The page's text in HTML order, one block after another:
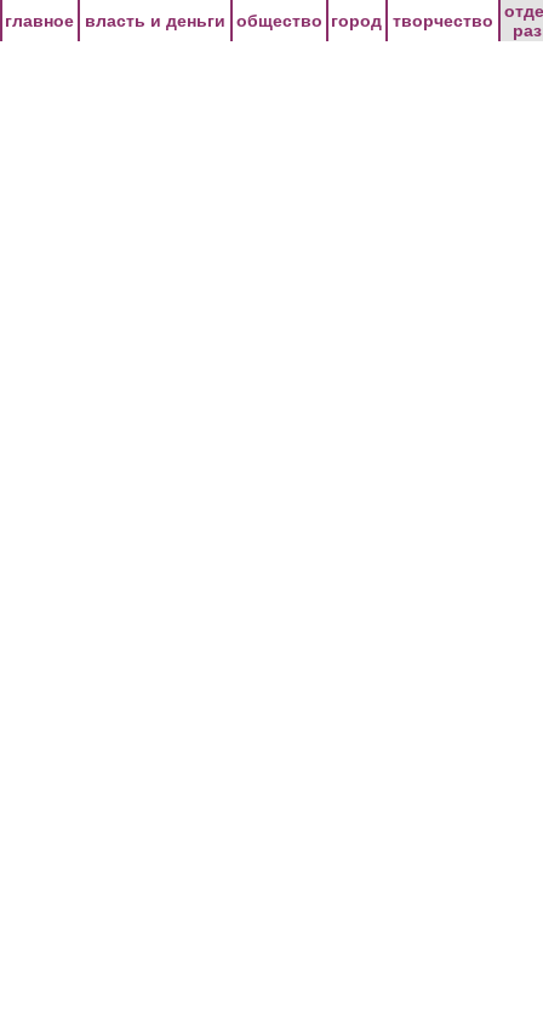
главное власть и деньги общество город творчество